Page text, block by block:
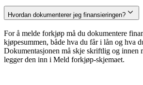
Hvordan dokumenterer jeg finansieringen?
For å melde forkjøp må du dokumentere
kjøpesummen, både hva du får i lån og hva
Dokumentasjonen må skje skriftlig og innen
legger den inn i Meld forkjøp-skjemaet.